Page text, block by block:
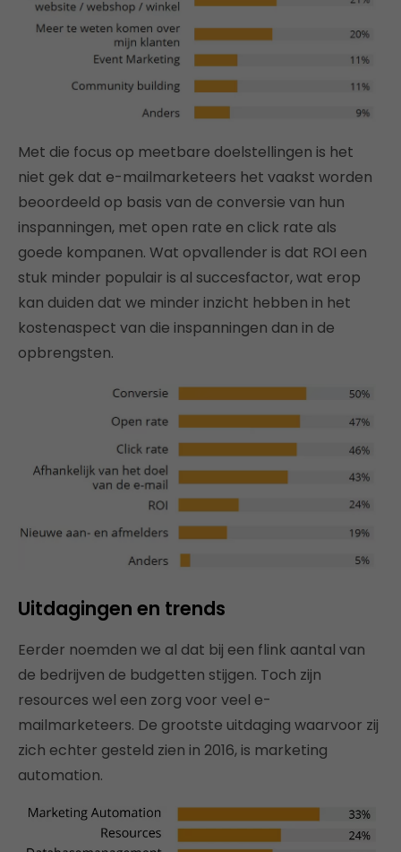
Met die focus op meetbare doelstellingen is het
niet gek dat e-mailmarketeers het vaakst worden
beoordeeld op basis van de conversie van hun
inspanningen, met open rate en click rate als
goede kompanen. Wat opvallender is dat ROI een
stuk minder populair is al succesfactor, wat erop
kan duiden dat we minder inzicht hebben in het
kostenaspect van die inspanningen dan in de
opbrengsten.
Uitdagingen en trends
Eerder noemden we al dat bij een flink aantal van
de bedrijven de budgetten stijgen. Toch zijn
resources wel een zorg voor veel e-
mailmarketeers. De grootste uitdaging waarvoor zij
zich echter gesteld zien in 2016, is marketing
automation.